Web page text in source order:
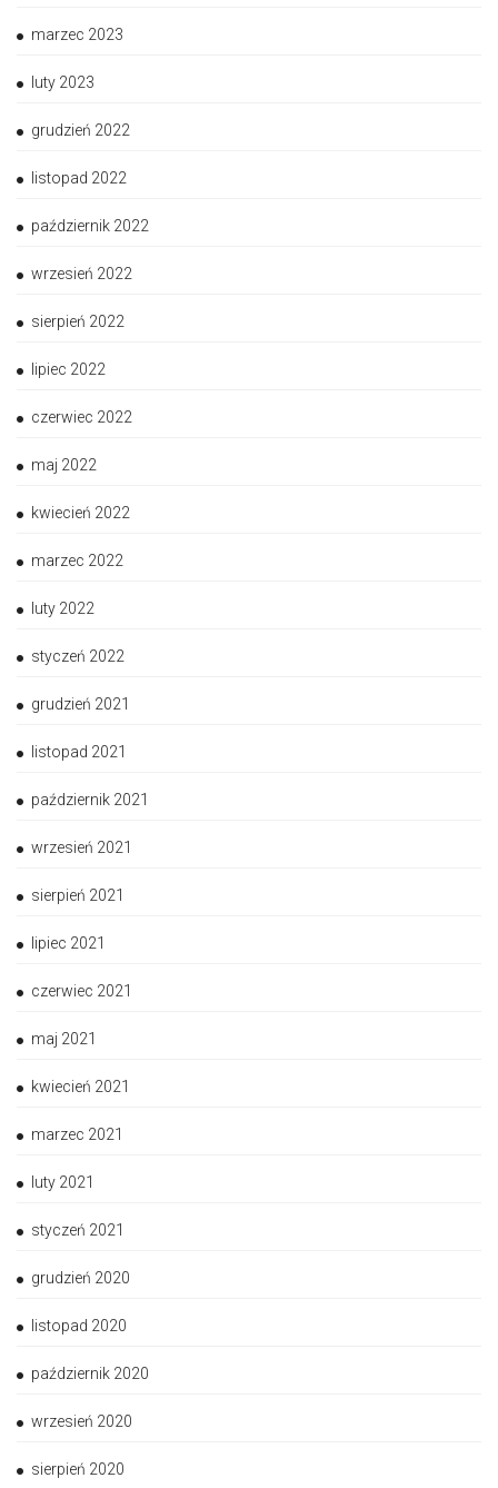
marzec 2023
luty 2023
grudzień 2022
listopad 2022
październik 2022
wrzesień 2022
sierpień 2022
lipiec 2022
czerwiec 2022
maj 2022
kwiecień 2022
marzec 2022
luty 2022
styczeń 2022
grudzień 2021
listopad 2021
październik 2021
wrzesień 2021
sierpień 2021
lipiec 2021
czerwiec 2021
maj 2021
kwiecień 2021
marzec 2021
luty 2021
styczeń 2021
grudzień 2020
listopad 2020
październik 2020
wrzesień 2020
sierpień 2020